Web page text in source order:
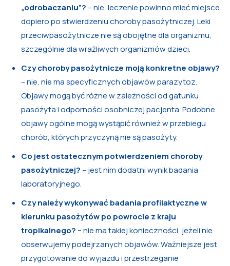
„odrobaczaniu”? – nie, leczenie powinno mieć miejsce
dopiero po stwierdzeniu choroby pasożytniczej. Leki
przeciwpasożytnicze nie są obojętne dla organizmu,
szczególnie dla wrażliwych organizmów dzieci.
Czy choroby pasożytnicze moją konkretne objawy?
– nie, nie ma specyficznych objawów parazytoz.
Objawy mogą być różne w zależności od gatunku
pasożyta i odporności osobniczej pacjenta. Podobne
objawy ogólne mogą wystąpić również w przebiegu
chorób, których przyczyną nie są pasożyty.
Co jest ostatecznym potwierdzeniem choroby
pasożytniczej? – jest nim dodatni wynik badania
laboratoryjnego.
Czy należy wykonywać badania profilaktyczne w
kierunku pasożytów po powrocie z kraju
tropikalnego? –nie ma takiej konieczności, jeżeli nie
obserwujemy podejrzanych objawów. Ważniejsze jest
przygotowanie do wyjazdu i przestrzeganie